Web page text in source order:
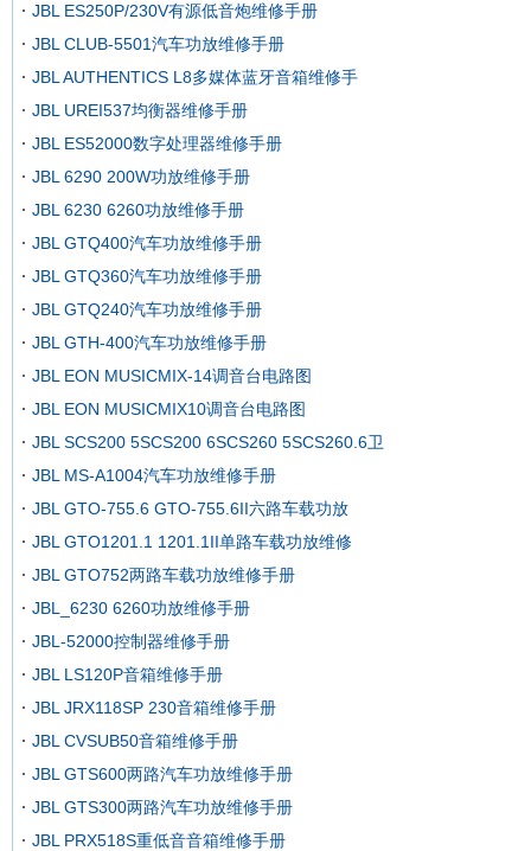
JBL ES250P/230V有源低音炮维修手册
JBL CLUB-5501汽车功放维修手册
JBL AUTHENTICS L8多媒体蓝牙音箱维修手
JBL UREI537均衡器维修手册
JBL ES52000数字处理器维修手册
JBL 6290 200W功放维修手册
JBL 6230 6260功放维修手册
JBL GTQ400汽车功放维修手册
JBL GTQ360汽车功放维修手册
JBL GTQ240汽车功放维修手册
JBL GTH-400汽车功放维修手册
JBL EON MUSICMIX-14调音台电路图
JBL EON MUSICMIX10调音台电路图
JBL SCS200 5SCS200 6SCS260 5SCS260.6卫
JBL MS-A1004汽车功放维修手册
JBL GTO-755.6 GTO-755.6II六路车载功放
JBL GTO1201.1 1201.1II单路车载功放维修
JBL GTO752两路车载功放维修手册
JBL_6230 6260功放维修手册
JBL-52000控制器维修手册
JBL LS120P音箱维修手册
JBL JRX118SP 230音箱维修手册
JBL CVSUB50音箱维修手册
JBL GTS600两路汽车功放维修手册
JBL GTS300两路汽车功放维修手册
JBL PRX518S重低音音箱维修手册